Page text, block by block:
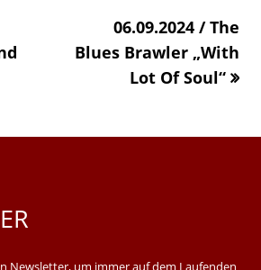
windownew
06.09.2024 / The
Blues Brawler „With
Lot Of Soul“
Newsletter, um immer auf dem Laufenden